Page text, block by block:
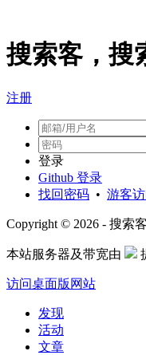
搜索客，搜
注册
登录
Github 登录
找回密码 • 游客
Copyright © 2026 - 搜索
本站服务器及带宽由
访问桌面版网站
发现
活动
文章